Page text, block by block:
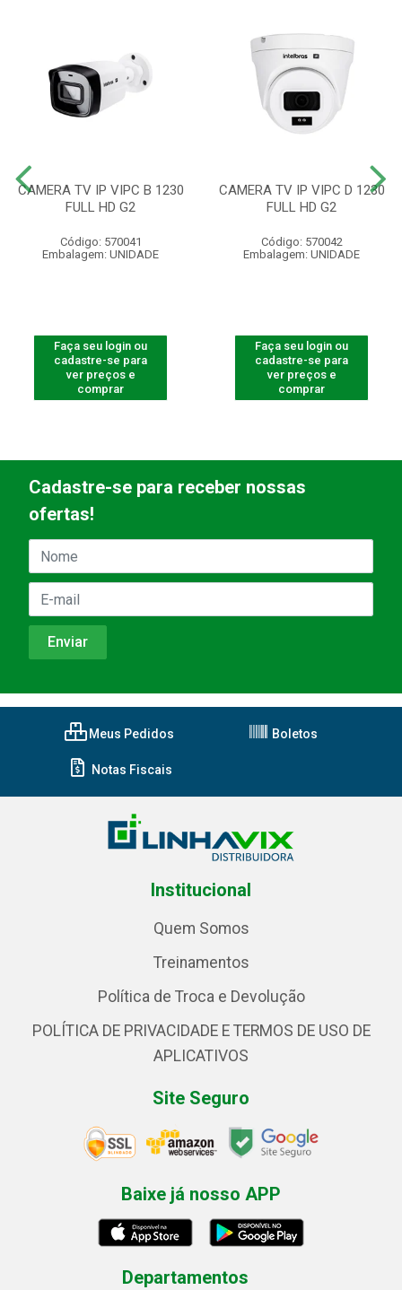
CAMERA TV IP VIPC B 1230
FULL HD G2
Código: 570041
Embalagem: UNIDADE
Faça seu login ou
cadastre-se para
ver preços e
comprar
CAMERA TV IP VIPC D 1230
FULL HD G2
Código: 570042
Embalagem: UNIDADE
Faça seu login ou
cadastre-se para
ver preços e
comprar
Cadastre-se para receber nossas
ofertas!
Meus Pedidos Boletos
Notas Fiscais
Institucional
Quem Somos
Treinamentos
Política de Troca e Devolução
POLÍTICA DE PRIVACIDADE E TERMOS DE USO DE
APLICATIVOS
Site Seguro
Baixe já nosso APP
Departamentos